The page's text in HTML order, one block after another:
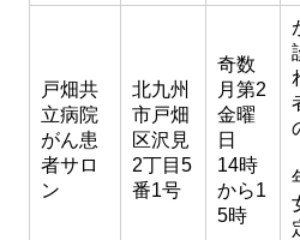
戸畑共
立病院
がん患
者サロ
ン
北九州
市戸畑
区沢見
2丁目5
番1号
奇数
月第2
金曜
日
14時
から1
5時